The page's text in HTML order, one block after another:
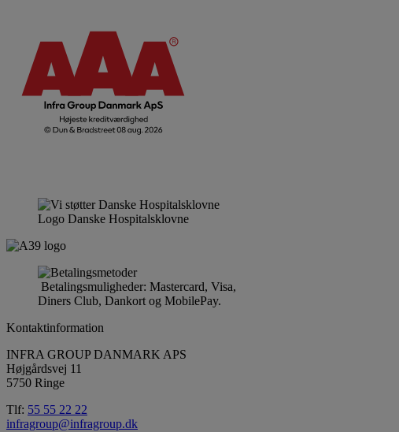
Logo Danske Hospitalsklovne
Betalingsmuligheder: Mastercard, Visa,
Diners Club, Dankort og MobilePay.
Kontaktinformation
INFRA GROUP DANMARK APS
Højgårdsvej 11
5750 Ringe
Tlf: 55 55 22 22
infragroup@infragroup.dk